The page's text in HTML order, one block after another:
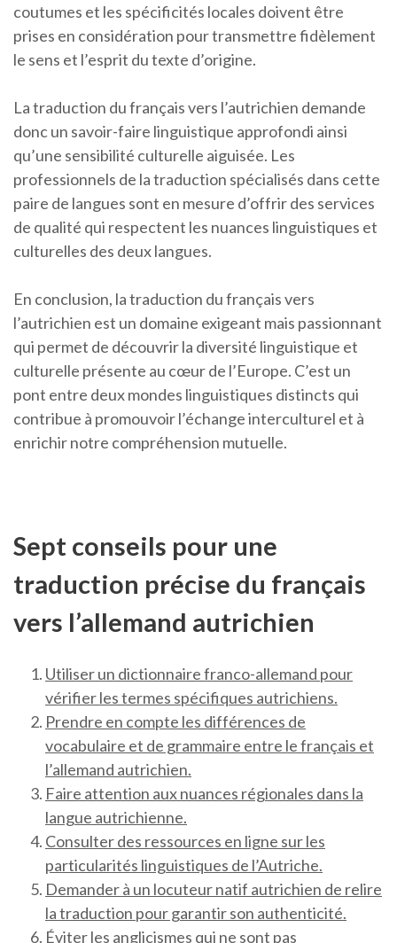
coutumes et les spécificités locales doivent être
prises en considération pour transmettre fidèlement
le sens et l’esprit du texte d’origine.
La traduction du français vers l’autrichien demande
donc un savoir-faire linguistique approfondi ainsi
qu’une sensibilité culturelle aiguisée. Les
professionnels de la traduction spécialisés dans cette
paire de langues sont en mesure d’offrir des services
de qualité qui respectent les nuances linguistiques et
culturelles des deux langues.
En conclusion, la traduction du français vers
l’autrichien est un domaine exigeant mais passionnant
qui permet de découvrir la diversité linguistique et
culturelle présente au cœur de l’Europe. C’est un
pont entre deux mondes linguistiques distincts qui
contribue à promouvoir l’échange interculturel et à
enrichir notre compréhension mutuelle.
Sept conseils pour une
traduction précise du français
vers l’allemand autrichien
Utiliser un dictionnaire franco-allemand pour
vérifier les termes spécifiques autrichiens.
Prendre en compte les différences de
vocabulaire et de grammaire entre le français et
l’allemand autrichien.
Faire attention aux nuances régionales dans la
langue autrichienne.
Consulter des ressources en ligne sur les
particularités linguistiques de l’Autriche.
Demander à un locuteur natif autrichien de relire
la traduction pour garantir son authenticité.
Éviter les anglicismes qui ne sont pas